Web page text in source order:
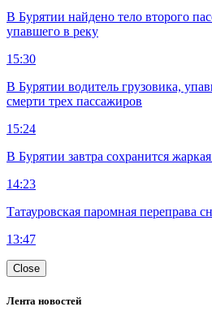
В Бурятии найдено тело второго
упавшего в реку
15:30
В Бурятии водитель грузовика,
смерти трех пассажиров
15:24
В Бурятии завтра сохранится
14:23
Татауровская паромная переправа
13:47
Close
Лента новостей